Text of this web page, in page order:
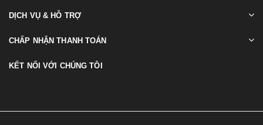
DỊCH VỤ & HỖ TRỢ
CHẤP NHẬN THANH TOÁN
KẾT NỐI VỚI CHÚNG TÔI